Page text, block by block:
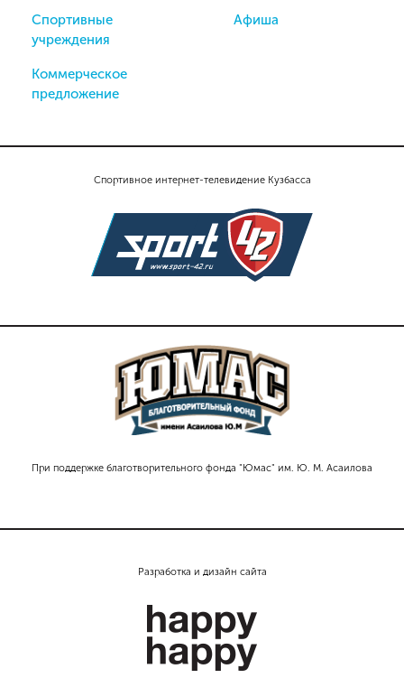
Спортивное интернет-телевидение Кузбасса
При поддержке благотворительного фонда "Юмас" им. Ю. М. Асаилова
Спортивные
учреждения
Коммерческое
предложение
Афиша
Разработка и дизайн сайта